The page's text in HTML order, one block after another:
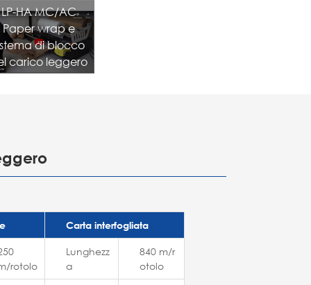
LP-HA MC/AC
Paper wrap e
di blocco
carico leggero
Carta interfogliata
rotolo
Lunghezz
a
840 m/r
otolo